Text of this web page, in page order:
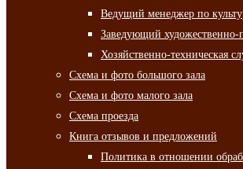
Ведущий менеджер по
Заведующий художественно-
Хозяйственно-техническая
Схема и фото большого зала
Схема и фото малого зала
Схема проезда
Книга отзывов и предложений
Политика в отношении